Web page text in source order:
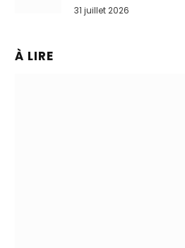
31 juillet 2026
À LIRE